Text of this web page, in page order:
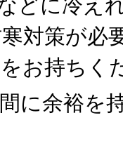
どに冷え
対策が必
お持ちく
に余裕を